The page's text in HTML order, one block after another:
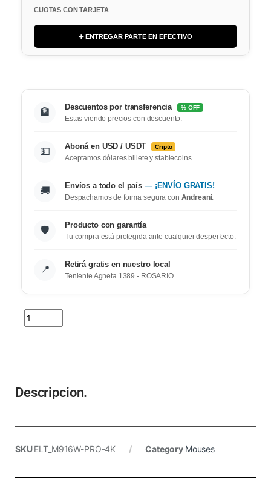
CUOTAS CON TARJETA
➕ ENTREGAR PARTE EN EFECTIVO
🏦 Descuentos por transferencia % OFF
Estas viendo precios con descuento.
💵 Aboná en USD / USDT Cripto
Aceptamos dólares billete y stablecoins.
🚚 Envíos a todo el país — ¡ENVÍO GRATIS!
Despachamos de forma segura con Andreani.
🛡️ Producto con garantía
Tu compra está protegida ante cualquier desperfecto.
📍 Retirá gratis en nuestro local
Teniente Agneta 1389 - ROSARIO
Descripcion.
SKUELT_M916W-PRO-4K Category Mouses